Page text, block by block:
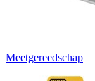
Meetgereedschap